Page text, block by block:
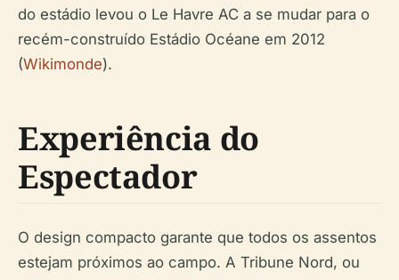
do estádio levou o Le Havre AC a se mudar para o
recém-construído Estádio Océane em 2012
(Wikimonde).
Experiência do
Espectador
O design compacto garante que todos os assentos
estejam próximos ao campo. A Tribune Nord, ou